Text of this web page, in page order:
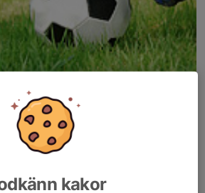
de senaste nyheterna på hemsidan. För
hemsidan loggar du in högst upp till
kakor